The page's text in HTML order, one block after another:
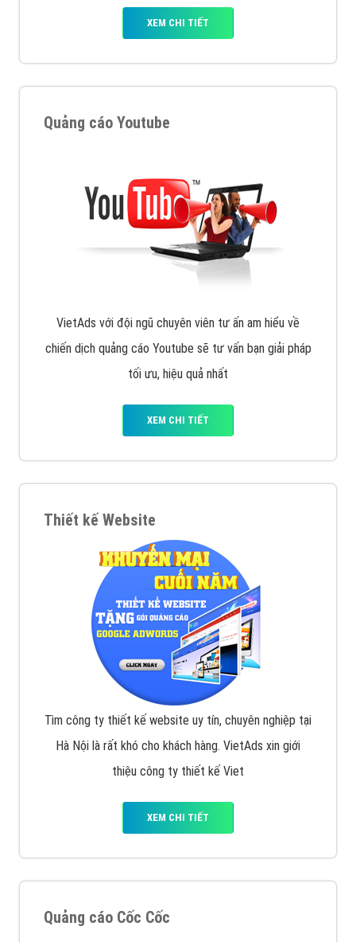
XEM CHI TIẾT
Quảng cáo Youtube
VietAds với đội ngũ chuyên viên tư ấn am hiểu về
chiến dịch quảng cáo Youtube sẽ tư vấn bạn giải pháp
tối ưu, hiệu quả nhất
XEM CHI TIẾT
Thiết kế Website
Tìm công ty thiết kế website uy tín, chuyên nghiệp tại
Hà Nội là rất khó cho khách hàng. VietAds xin giới
thiệu công ty thiết kế Viet
XEM CHI TIẾT
Quảng cáo Cốc Cốc